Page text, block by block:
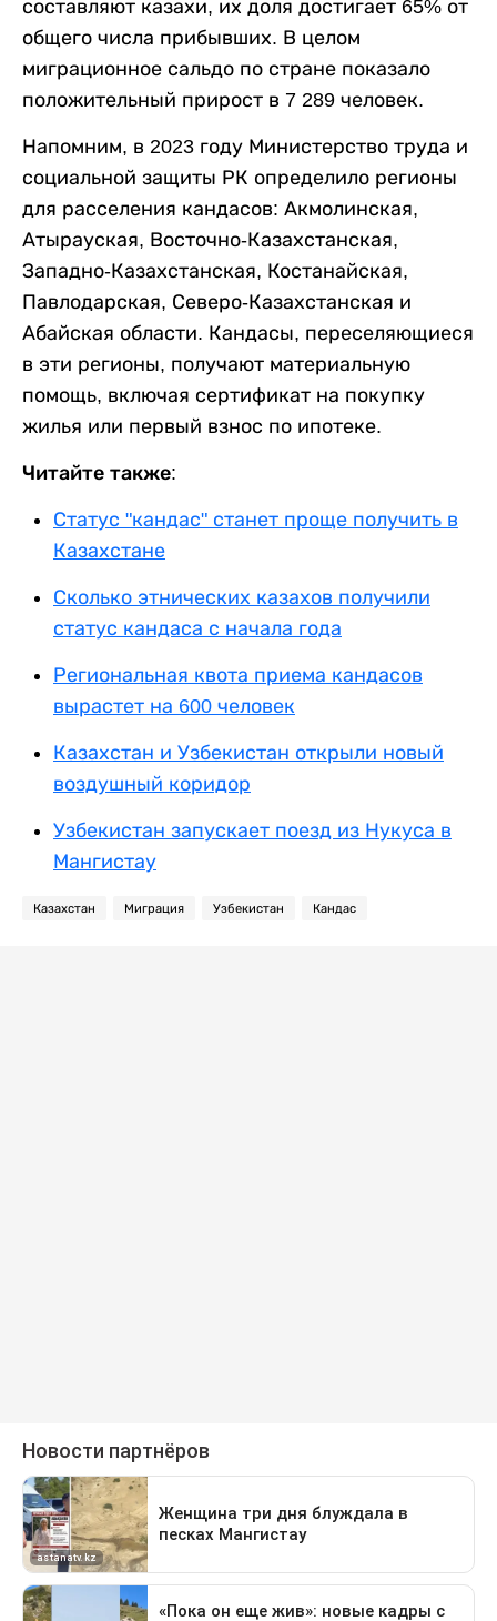
составляют казахи, их доля достигает 65% от
общего числа прибывших. В целом
миграционное сальдо по стране показало
положительный прирост в 7 289 человек.
Напомним, в 2023 году Министерство труда и
социальной защиты РК определило регионы
для расселения кандасов: Акмолинская,
Атырауская, Восточно-Казахстанская,
Западно-Казахстанская, Костанайская,
Павлодарская, Северо-Казахстанская и
Абайская области. Кандасы, переселяющиеся
в эти регионы, получают материальную
помощь, включая сертификат на покупку
жилья или первый взнос по ипотеке.
Читайте также:
Статус "кандас" станет проще получить в
Казахстане
Сколько этнических казахов получили
статус кандаса с начала года
Региональная квота приема кандасов
вырастет на 600 человек
Казахстан и Узбекистан открыли новый
воздушный коридор
Узбекистан запускает поезд из Нукуса в
Мангистау
Казахстан Миграция Узбекистан Кандас